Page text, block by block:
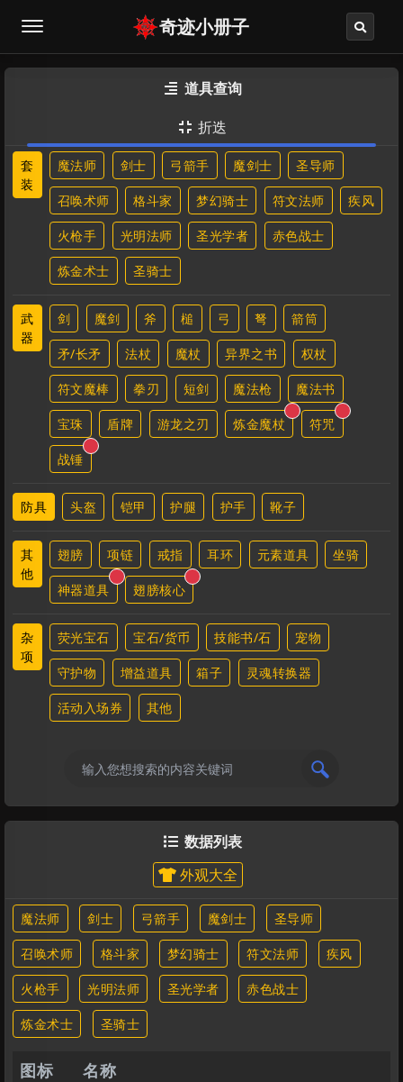
奇迹小册子
 道具查询
 折迭
套
装
魔法师 剑士 弓箭手 魔剑士 圣导师
召唤术师 格斗家 梦幻骑士 符文法师 疾风
火枪手 光明法师 圣光学者 赤色战士
炼金术士 圣骑士
武
器
剑 魔剑 斧 槌 弓 弩 箭筒
矛/长矛 法杖 魔杖 异界之书 权杖
符文魔棒 拳刃 短剑 魔法枪 魔法书
宝珠 盾牌 游龙之刃 炼金魔杖 符咒
战锤
防具 头盔 铠甲 护腿 护手 靴子
其
他
翅膀 项链 戒指 耳环 元素道具 坐骑
神器道具 翅膀核心
杂
项
荧光宝石 宝石/货币 技能书/石 宠物
守护物 增益道具 箱子 灵魂转换器
活动入场券 其他
 数据列表
外观大全
魔法师 剑士 弓箭手 魔剑士 圣导师
召唤术师 格斗家 梦幻骑士 符文法师 疾风
火枪手 光明法师 圣光学者 赤色战士
炼金术士 圣骑士
图标 名称